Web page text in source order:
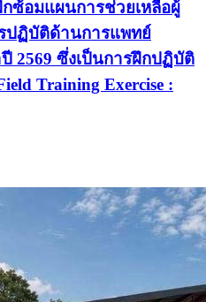
ซ้อมแผนการช่วยเหลือผู้
ปฏิบัติด้านการแพทย์
2569 ซึ่งเป็นการฝึกปฏิบัติ
Training Exercise :